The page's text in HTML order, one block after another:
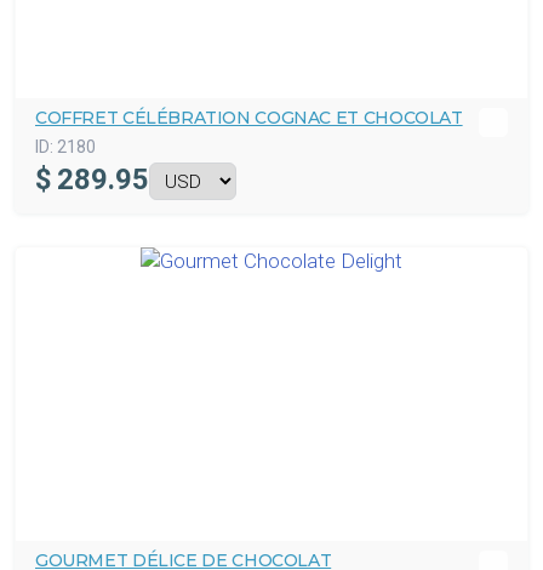
COFFRET CÉLÉBRATION COGNAC ET CHOCOLAT
ID: 2180
$ 289.95
GOURMET DÉLICE DE CHOCOLAT